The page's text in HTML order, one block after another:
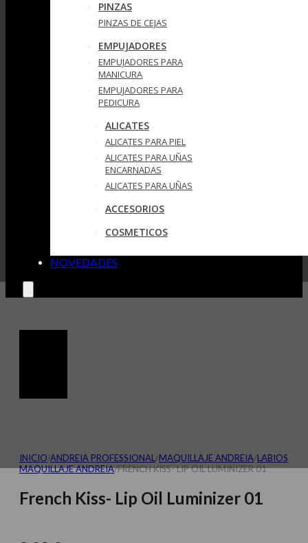
PINZAS
PINZAS DE CEJAS
EMPUJADORES
EMPUJADORES PARA
MANICURA
EMPUJADORES PARA
PEDICURA
ALICATES
ALICATES PARA PIEL
ALICATES PARA UÑAS
ENCARNADAS
ALICATES PARA UÑAS
ACCESORIOS
COSMETICOS
NOVEDADES
INICIO/ANDREIA PROFESSIONAL /MAQUILLAJE ANDREIA/LABIOS
MAQUILLAJE ANDREIA/FRENCH KISS- LIP OIL LUMINIZER 01
French Kiss- Lip Oil Luminizer 01